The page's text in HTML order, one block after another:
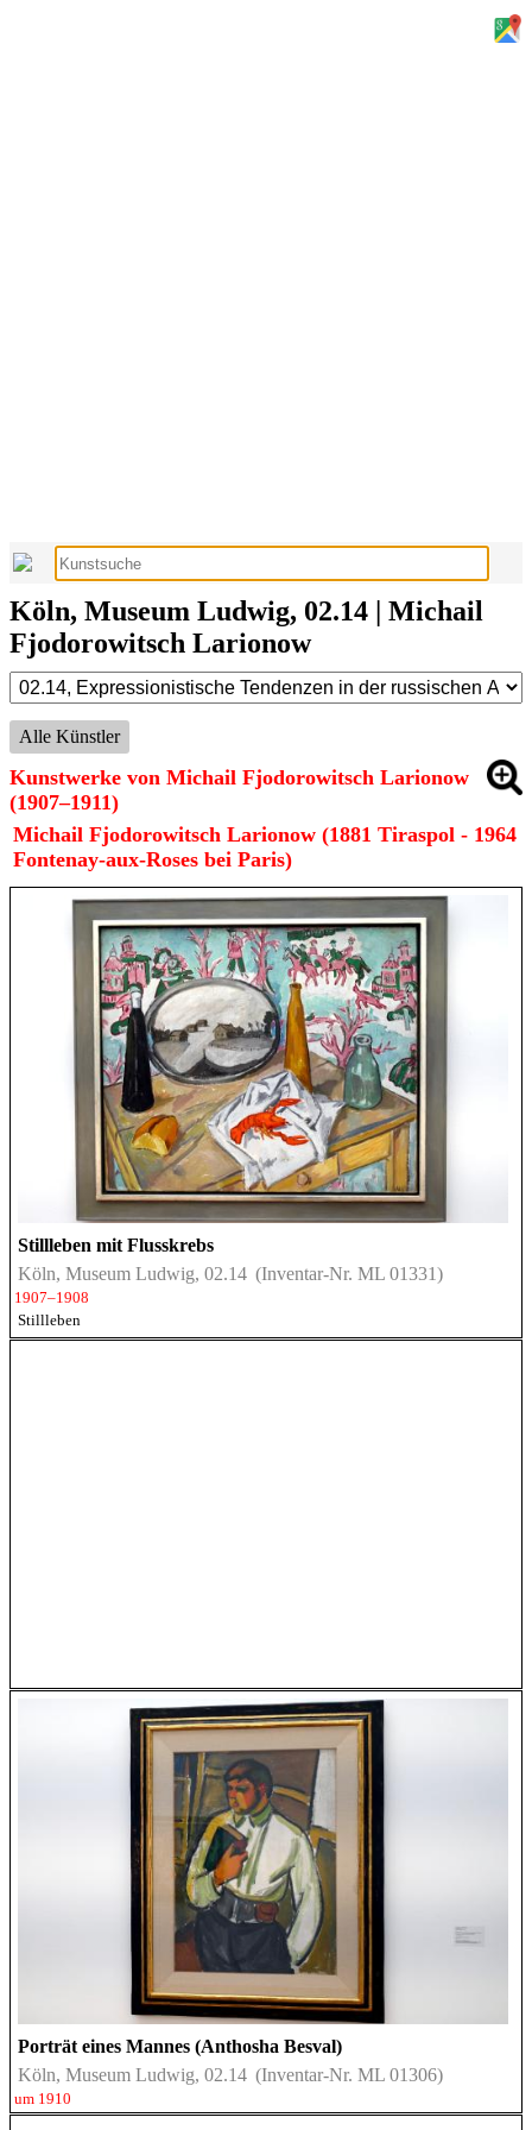
Köln, Museum Ludwig, 02.14 | Michail
Fjodorowitsch Larionow
Alle Künstler
Kunstwerke von Michail Fjodorowitsch Larionow
(1907–1911)
Michail Fjodorowitsch Larionow (1881 Tiraspol - 1964
Fontenay-aux-Roses bei Paris)
Stillleben mit Flusskrebs
Köln, Museum Ludwig, 02.14 (Inventar-Nr. ML 01331)
1907–1908
Stillleben
Porträt eines Mannes (Anthosha Besval)
Köln, Museum Ludwig, 02.14 (Inventar-Nr. ML 01306)
um 1910